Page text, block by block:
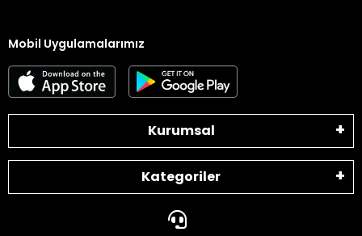
Mobil Uygulamalarımız
Kurumsal
Kategoriler